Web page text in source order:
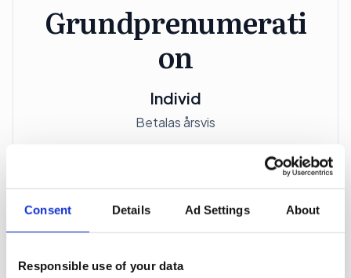
Consent Details Ad Settings About
Responsible use of your data
Grundprenumerati
on
Individ
Betalas årsvis
För en mottagare
40 utgåvor under ett år